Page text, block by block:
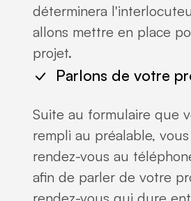
déterminera
allons mettre en place
projet.
Parlons de votre
Suite au formulaire que
rempli au préalable,
rendez-vous au
afin de parler de votre